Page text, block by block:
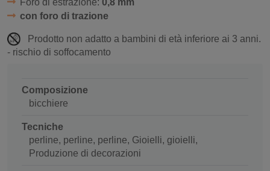
con foro di trazione
Prodotto non adatto a bambini di età inferiore ai 3 anni.
- rischio di soffocamento
Composizione
bicchiere
Tecniche
perline, perline, perline, Gioielli, gioielli,
Produzione di decorazioni